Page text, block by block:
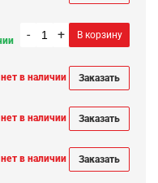
- + В корзину
нет в наличии Заказать
нет в наличии Заказать
нет в наличии Заказать